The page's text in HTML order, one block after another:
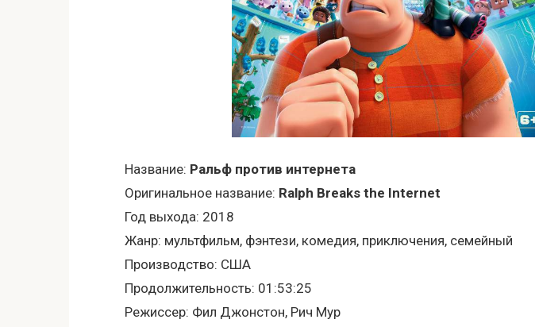
Название: Ральф против интернета
Оригинальное название: Ralph Breaks the Internet
Год выхода: 2018
Жанр: мультфильм, фэнтези, комедия, приключения, семейный
Производство: США
Продолжительность: 01:53:25
Режиссер: Фил Джонстон, Рич Мур